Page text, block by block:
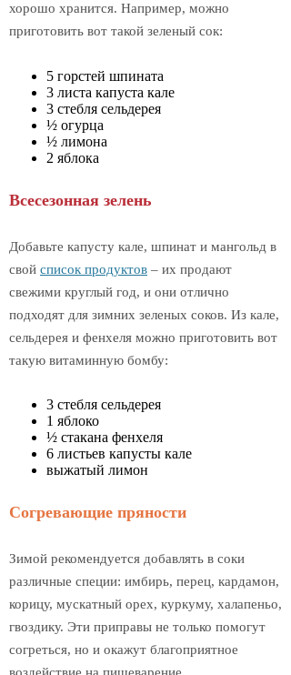
хорошо хранится. Например, можно
приготовить вот такой зеленый сок:
5 горстей шпината
3 листа капуста кале
3 стебля сельдерея
½ огурца
½ лимона
2 яблока
Всесезонная зелень
Добавьте капусту кале, шпинат и мангольд в
свой список продуктов – их продают
свежими круглый год, и они отлично
подходят для зимних зеленых соков. Из кале,
сельдерея и фенхеля можно приготовить вот
такую витаминную бомбу:
3 стебля сельдерея
1 яблоко
½ стакана фенхеля
6 листьев капусты кале
выжатый лимон
Согревающие пряности
Зимой рекомендуется добавлять в соки
различные специи: имбирь, перец, кардамон,
корицу, мускатный орех, куркуму, халапеньо,
гвоздику. Эти приправы не только помогут
согреться, но и окажут благоприятное
воздействие на пищеварение.